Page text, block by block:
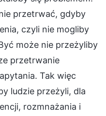
przetrwać, gdyby
czyli nie mogliby
może nie przeżyliby
przetrwanie
Tak więc
ludzie przeżyli, dla
rozmnażania i